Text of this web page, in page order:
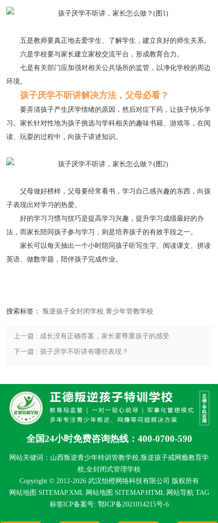
五是教师要真正地去爱学生、了解学生，建立良好的师生关系。
六是学校要与家长建立家校交流平台，形成教育合力。
七是有关部门应加强对相关公共场所的监管，以净化学校的周边
环境。
孩子厌学不听讲解决方法，父母必看？
要弄清孩子产生厌学情绪的原因，然后对症下药，让孩子快乐学
习。家长针对性地为孩子挑选与学科相关的趣味书籍、游戏等，在阅
读、玩耍的过程中，向孩子讲述知识。
父母做好榜样，父母要经常看书，学习自己感兴趣的东西，向孩
子表现出对学习的热爱。
好的学习习惯与技巧是提高学习兴趣，提升学习成绩最好的办
法，而家长陪同孩子参与学习，则是培养孩子的有效手段之一。
家长可以每天抽出一个小时陪同孩子听写生字、阅读课文、拼读
英语、做数学题，陪伴孩子完成作业。
搜索标签：叛逆孩子全封闭学校 青少年管教学校
上一篇 : 成长没有正确答案，家长要尊重孩子的感受
下一篇 : 孩子厌学不听讲有哪些表现？
全国24小时免费咨询热线：400-0700-590
网站关键词：山西叛逆青少年特训管教学校,叛逆孩子戒网瘾教育学
校,全封闭式管理学校
Copyright © 2012-2026 武汉怡橙网络科技有限公司 版权所有
网站地图 SITEMAP.XML 网站地图 SITEMAP.HTML 网站导航 TAG
标签lCP备案号: 鄂ICP备2021014215号-6